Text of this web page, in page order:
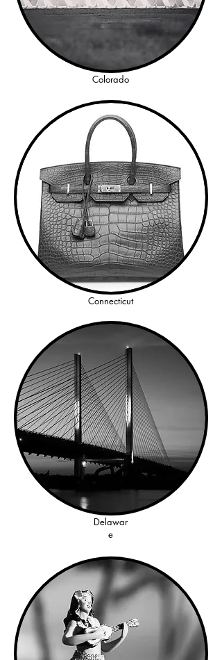
Colorado
Connecticut
Delawar
e